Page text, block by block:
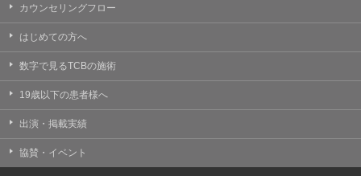
カウンセリングフロー
はじめての方へ
数字で見るTCBの施術
19歳以下の患者様へ
出演・掲載実績
協賛・イベント